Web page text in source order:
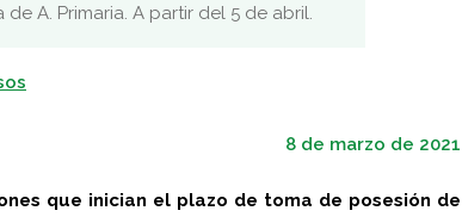
A. Primaria. A partir del 5 de abril.
8 de marzo de 2021
que inician el plazo de toma de posesión de